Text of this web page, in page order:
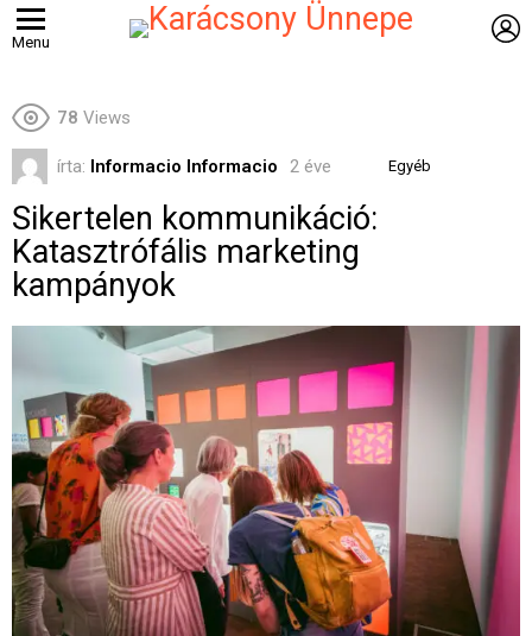
Menu
78 Views
írta: Informacio Informacio 2 éve Egyéb
Sikertelen kommunikáció:
Katasztrófális marketing
kampányok